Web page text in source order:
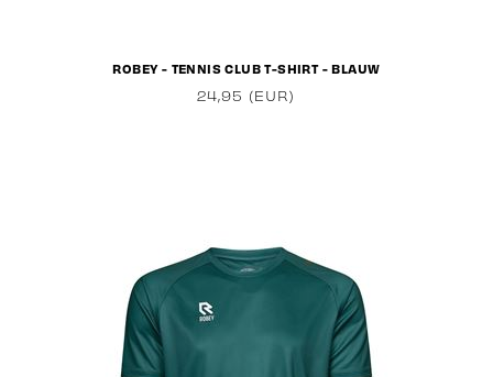
ROBEY - TENNIS CLUB T-SHIRT - BLAUW
24,95 (EUR)